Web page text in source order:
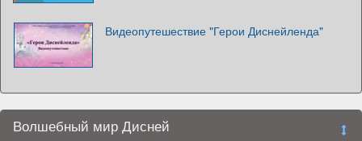
Видеопутешествие "Герои Диснейленда"
Волшебный мир Дисней